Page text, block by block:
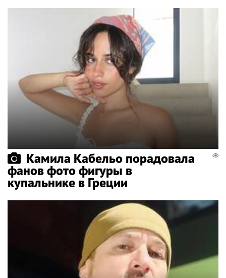
Камила Кабельо порадовала
фанов фото фигуры в
купальнике в Греции